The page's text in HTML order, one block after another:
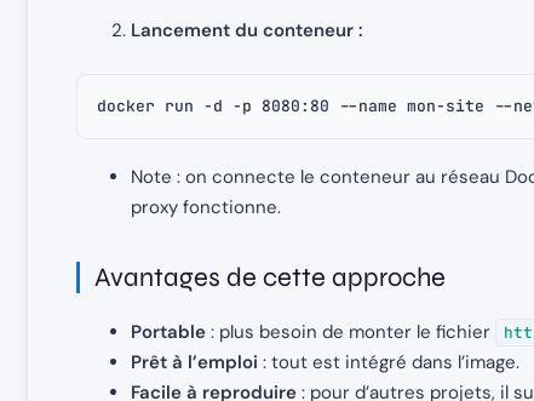
Lancement du conteneur :
docker run -d -p 8080:80 --name mon-site --
Note : on connecte le conteneur au réseau
proxy fonctionne.
Avantages de cette approche
Portable : plus besoin de monter le fichier
Prêt à l’emploi : tout est intégré dans l’image.
Facile à reproduire : pour d’autres projets, il